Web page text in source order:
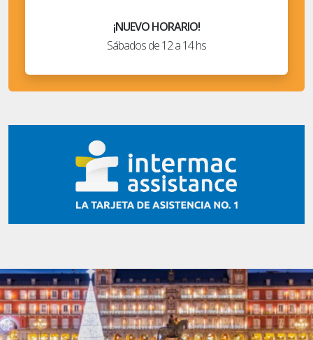
¡NUEVO HORARIO!
Sábados de 12 a 14 hs